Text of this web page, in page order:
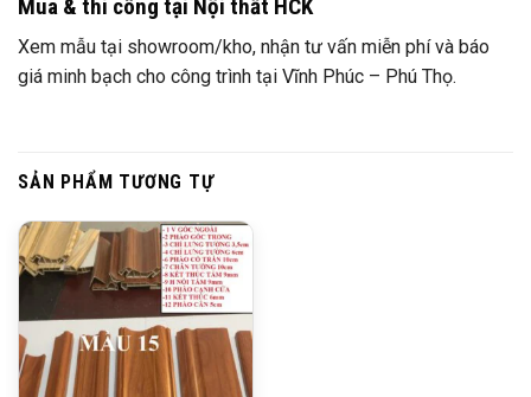
Mua & thi công tại Nội thất HCK
Xem mẫu tại showroom/kho, nhận tư vấn miễn phí và báo
giá minh bạch cho công trình tại Vĩnh Phúc – Phú Thọ.
SẢN PHẨM TƯƠNG TỰ